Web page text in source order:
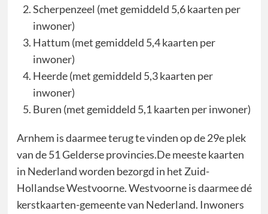
Scherpenzeel (met gemiddeld 5,6 kaarten per
inwoner)
Hattum (met gemiddeld 5,4 kaarten per
inwoner)
Heerde (met gemiddeld 5,3 kaarten per
inwoner)
Buren (met gemiddeld 5,1 kaarten per inwoner)
Arnhem is daarmee terug te vinden op de 29e plek
van de 51 Gelderse provincies.De meeste kaarten
in Nederland worden bezorgd in het Zuid-
Hollandse Westvoorne. Westvoorne is daarmee dé
kerstkaarten-gemeente van Nederland. Inwoners